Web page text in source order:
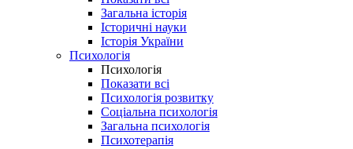
Загальна історія
Історичні науки
Історія України
Психологія
Психологія
Показати всі
Психологія розвитку
Соціальна психологія
Загальна психологія
Психотерапія